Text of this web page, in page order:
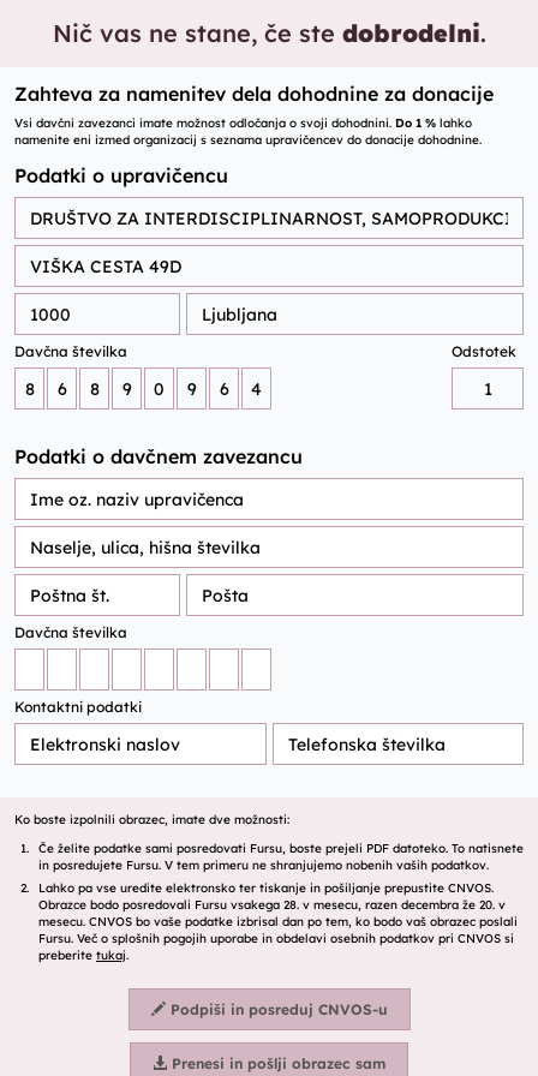
Nič vas ne stane, če ste dobrodelni.
Zahteva za namenitev dela dohodnine za donacije
Vsi davčni zavezanci imate možnost odločanja o svoji dohodnini. Do 1 % lahko
namenite eni izmed organizacij s seznama upravičencev do donacije dohodnine.
Podatki o upravičencu
Davčna številka Odstotek
Podatki o davčnem zavezancu
Davčna številka
Kontaktni podatki
Ko boste izpolnili obrazec, imate dve možnosti:
Če želite podatke sami posredovati Fursu, boste prejeli PDF datoteko. To natisnete
in posredujete Fursu. V tem primeru ne shranjujemo nobenih vaših podatkov.
Lahko pa vse uredite elektronsko ter tiskanje in pošiljanje prepustite CNVOS.
Obrazce bodo posredovali Fursu vsakega 28. v mesecu, razen decembra že 20. v
mesecu. CNVOS bo vaše podatke izbrisal dan po tem, ko bodo vaš obrazec poslali
Fursu. Več o splošnih pogojih uporabe in obdelavi osebnih podatkov pri CNVOS si
preberite tukaj.
Prenesi in pošlji obrazec sam
Podpiši in posreduj CNVOS-u